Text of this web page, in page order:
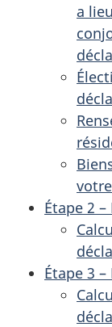
a
Étape 2
Étape 3